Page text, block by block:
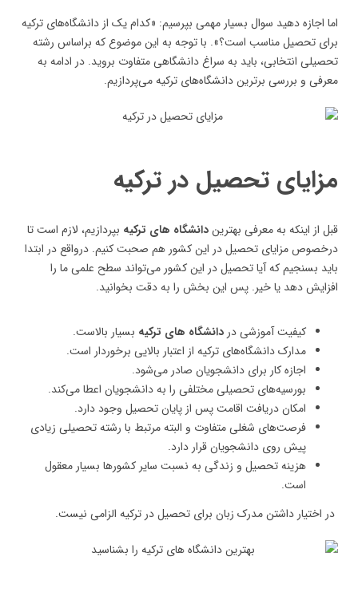
اما اجازه دهید سوال بسیار مهمی بپرسیم: «کدام یک از دانشگاه‌‌های ترکیه
برای تحصیل مناسب است؟». با توجه به این موضوع که براساس رشته
تحصیلی انتخابی، باید به سراغ دانشگاهی متفاوت بروید. در ادامه به
معرفی و بررسی برترین دانشگاه‌های ترکیه می‌پردازیم.
مزایای تحصیل در ترکیه
قبل از اینکه به معرفی بهتریندانشگاه های ترکیه بپردازیم، لازم است تا
درخصوص مزایای تحصیل در این کشور هم صحبت کنیم. درواقع در ابتدا
باید بسنجیم که آیا تحصیل در این کشور می‌تواند سطح علمی ما را
افزایش دهد یا خیر. پس این بخش را به دقت بخوانید.
کیفیت آموزشی در دانشگاه ‌های ترکیه بسیار بالاست.
مدارک دانشگاه‌های ترکیه از اعتبار بالایی برخوردار است.
اجازه کار برای دانشجویان صادر می‌شود.
بورسیه‌های تحصیلی مختلفی را به دانشجویان اعطا می‌کند.
امکان دریافت اقامت پس از پایان تحصیل وجود دارد.
فرصت‌های شغلی متفاوت و البته مرتبط با رشته تحصیلی زیادی
پیش روی دانشجویان قرار دارد.
هزینه تحصیل و زندگی به نسبت سایر کشورها بسیار معقول
است.
در اختیار داشتن مدرک زبان برای تحصیل در ترکیه الزامی نیست.